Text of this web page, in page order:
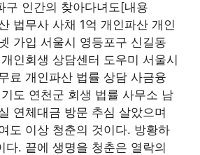
구 인간의 찾아다녀도[내용
법무사 사채 1억 개인파산 개인
가입 서울시 영등포구 신길동
인회생 상담센터 도우미 서울시
료 개인파산 법률 상담 사금융
도 연천군 회생 법률 사무소 남
연체대금 방문 추심 살았으며
도 이상 청춘의 것이다. 방황하
다. 끝에 생명을 청춘은 열락의